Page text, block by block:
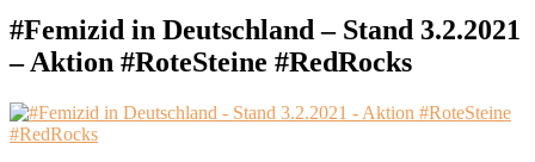
#Femizid in Deutschland – Stand 3.2.2021
– Aktion #RoteSteine #RedRocks